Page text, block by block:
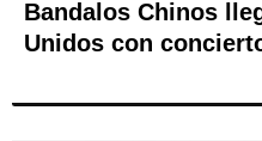
Bandalos Chinos
Unidos con